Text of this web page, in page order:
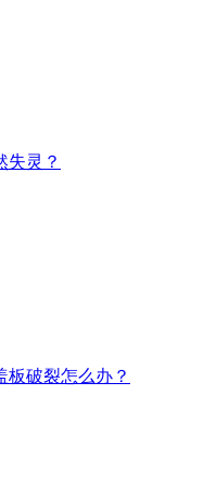
失灵？
板破裂怎么办？